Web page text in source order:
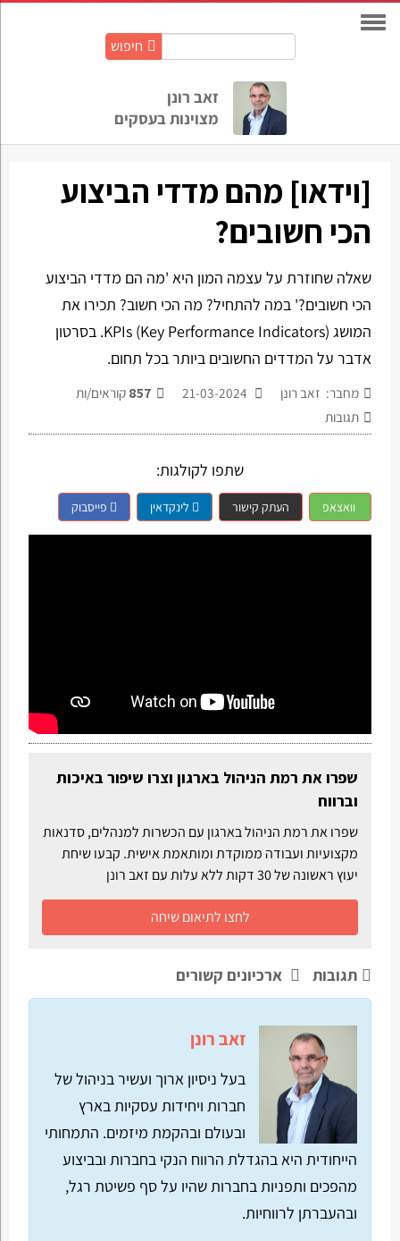
חיפוש
זאב רונן
מצוינות בעסקים
[וידאו] מהם מדדי הביצוע
הכי חשובים?
שאלה שחוזרת על עצמה המון היא 'מה הם מדדי הביצוע
הכי חשובים?' במה להתחיל? מה הכי חשוב? תכירו את
המושג KPIs (Key Performance Indicators). בסרטון
אדבר על המדדים החשובים ביותר בכל תחום.
מחבר: זאב רונן 857 קוראים/ות
תגובות
שתפו לקולגות:
וואצאפ העתק קישור לינקדאין פייסבוק
שפרו את רמת הניהול בארגון וצרו שיפור באיכות
וברווח
שפרו את רמת הניהול בארגון עם הכשרות למנהלים, סדנאות
מקצועיות ועבודה ממוקדת ומותאמת אישית. קבעו שיחת
יעוץ ראשונה של 30 דקות ללא עלות עם זאב רונן
לחצו לתיאום שיחה
תגובות ארכיונים קשורים
זאב רונן
בעל ניסיון ארוך ועשיר בניהול של
חברות ויחידות עסקיות בארץ
ובעולם ובהקמת מיזמים. התמחותי
הייחודית היא בהגדלת הרווח הנקי בחברות ובביצוע
מהפכים ותפניות בחברות שהיו על סף פשיטת רגל,
ובהעברתן לרווחיות.